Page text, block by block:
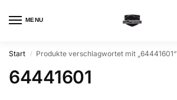
MENU
Start / Produkte verschlagwortet mit „64441601“
64441601